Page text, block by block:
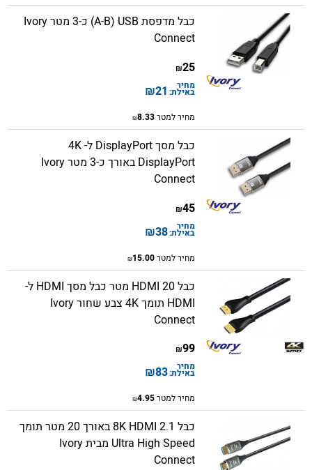
כבל מדפסת A-B) USB) כ-3 מטר Ivory
Connect
25
₪
מחיר
באילת: 21
₪
מחיר למטר8.33
₪
כבל מסך DisplayPort ל- 4K
DisplayPort באורך כ-3 מטר Ivory
Connect
45
₪
מחיר
באילת:38
₪
מחיר למטר15.00
₪
כבל HDMI 20 מטר​ כבל מסך HDMI ל-
HDMI תומך 4K צבע שחור Ivory
Connect
99
₪
מחיר
באילת:83
₪
מחיר למטר4.95
₪
כבל 8K HDMI 2.1 באורך 20 מטר תומך
Ultra High Speed מבית Ivory
Connect